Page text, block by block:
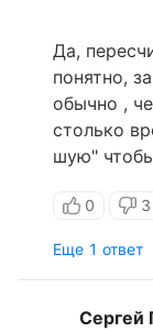
Да,
понятно,
обычно ,
столько
шую"
0 3
Еще 1 ответ
Сергей